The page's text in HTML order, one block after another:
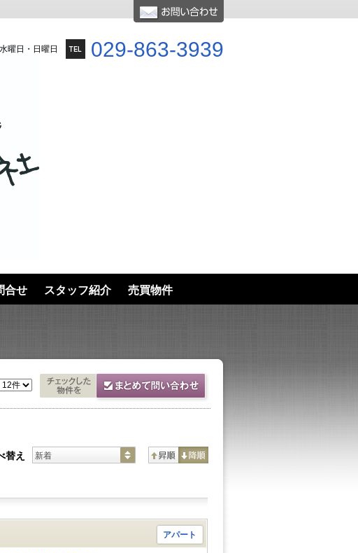
029-863-3939
曜日・日曜日
合せ スタッフ紹介 売買物件
替え 新着
アパート